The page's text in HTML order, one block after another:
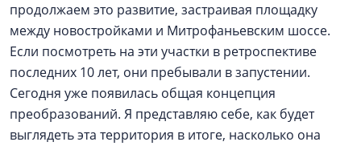
продолжаем это развитие, застраивая площадку
между новостройками и Митрофаньевским шоссе.
Если посмотреть на эти участки в ретроспективе
последних 10 лет, они пребывали в запустении.
Сегодня уже появилась общая концепция
преобразований. Я представляю себе, как будет
выглядеть эта территория в итоге, насколько она